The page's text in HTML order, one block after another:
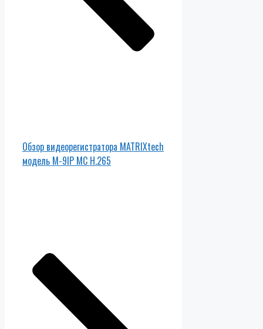
Обзор видеорегистратора MATRIXtech
модель M-9IP MC H.265